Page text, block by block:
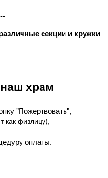
секции и кружки
храм
"Пожертвовать",
как физлицу),
оплаты.